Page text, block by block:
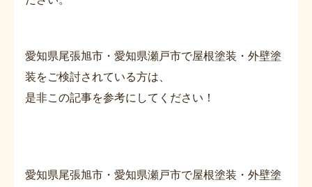
愛知県尾張旭市・愛知県瀬戸市で屋根塗装・外壁塗
装をご検討されている方は、
是非この記事を参考にしてください！
愛知県尾張旭市・愛知県瀬戸市で屋根塗装・外壁塗